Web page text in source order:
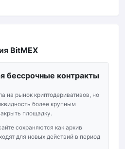
BitMEX
бессрочные контракты
на рынок криптодеривативов, но
более крупным
площадку.
сохраняются как архив
для новых действий в период